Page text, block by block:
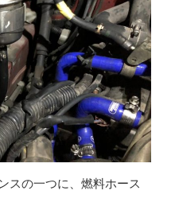
スの一つに、燃料ホース